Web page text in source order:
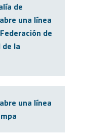
de
una línea
de
la
una línea